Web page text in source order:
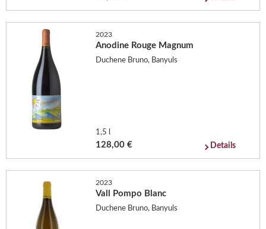
2023
Anodine Rouge Magnum
Duchene Bruno, Banyuls
1,5 l
128,00 € Details
2023
Vall Pompo Blanc
Duchene Bruno, Banyuls